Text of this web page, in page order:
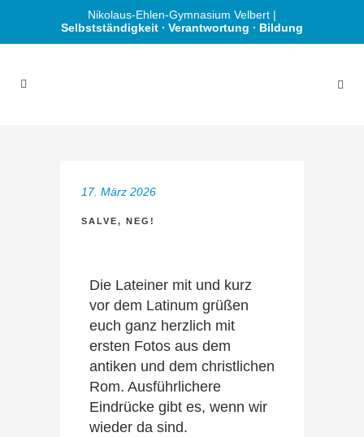
Nikolaus-Ehlen-Gymnasium Velbert |
Selbstständigkeit ∙ Verantwortung ∙ Bildung
17. März 2026
SALVE, NEG!
Die Lateiner mit und kurz
vor dem Latinum grüßen
euch ganz herzlich mit
ersten Fotos aus dem
antiken und dem christlichen
Rom. Ausführlichere
Eindrücke gibt es, wenn wir
wieder da sind.